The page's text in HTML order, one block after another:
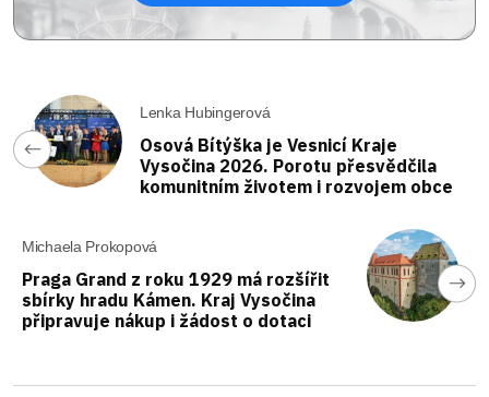
Lenka Hubingerová
Osová Bítýška je Vesnicí Kraje
Vysočina 2026. Porotu přesvědčila
komunitním životem i rozvojem obce
Michaela Prokopová
Praga Grand z roku 1929 má rozšířit
sbírky hradu Kámen. Kraj Vysočina
připravuje nákup i žádost o dotaci